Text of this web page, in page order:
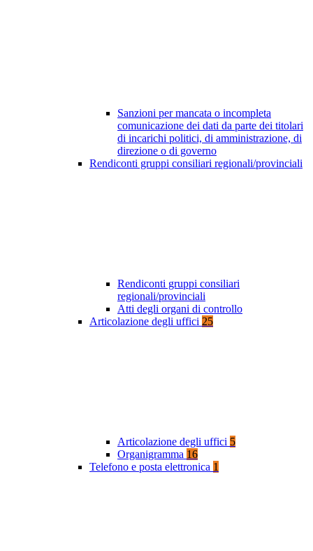
Sanzioni per mancata o incompleta
comunicazione dei dati da parte dei titolari
di incarichi politici, di amministrazione, di
direzione o di governo
Rendiconti gruppi consiliari regionali/provinciali
Rendiconti gruppi consiliari
regionali/provinciali
Atti degli organi di controllo
Articolazione degli uffici 25
Articolazione degli uffici 5
Organigramma 16
Telefono e posta elettronica 1